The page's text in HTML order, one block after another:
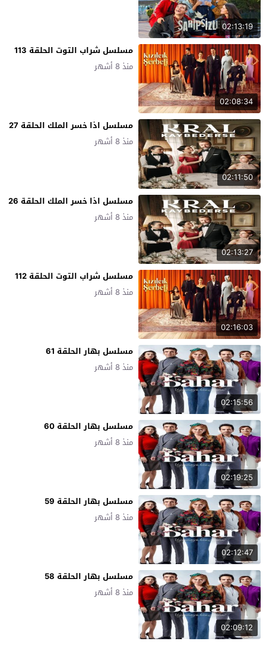
02:13:19
02:08:34
مسلسل شراب التوت الحلقة 113
منذ 8 أشهر
02:11:50
مسلسل اذا خسر الملك الحلقة 27
منذ 8 أشهر
02:13:27
مسلسل اذا خسر الملك الحلقة 26
منذ 8 أشهر
02:16:03
مسلسل شراب التوت الحلقة 112
منذ 8 أشهر
02:15:56
مسلسل بهار الحلقة 61
منذ 8 أشهر
02:19:25
مسلسل بهار الحلقة 60
منذ 8 أشهر
02:12:47
مسلسل بهار الحلقة 59
منذ 8 أشهر
02:09:12
مسلسل بهار الحلقة 58
منذ 8 أشهر